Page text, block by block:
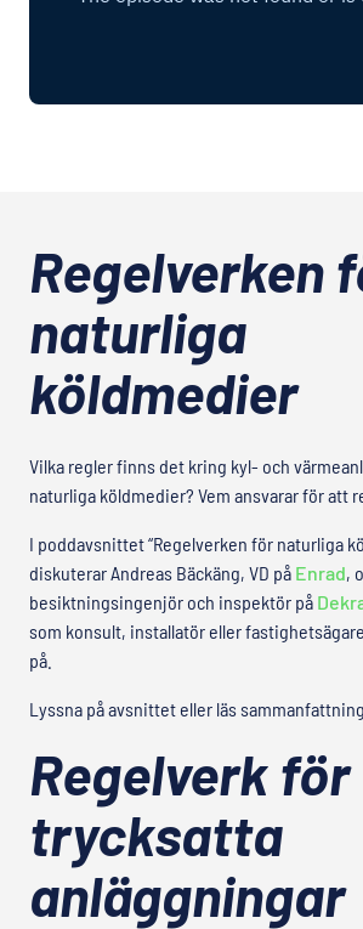
Regelverken
naturliga
köldmedier
Vilka regler finns det kring kyl- och
naturliga köldmedier? Vem ansvarar för att
I poddavsnittet “Regelverken för naturliga
diskuterar Andreas Bäckäng, VD på Enrad,
besiktningsingenjör och inspektör på
som konsult, installatör eller
på.
Lyssna på avsnittet eller läs
Regelverk för
trycksatta
anläggningar